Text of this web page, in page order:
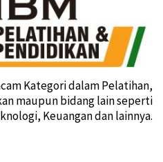
Kategori dalam Pelatihan,
maupun bidang lain seperti
Keuangan dan lainnya.